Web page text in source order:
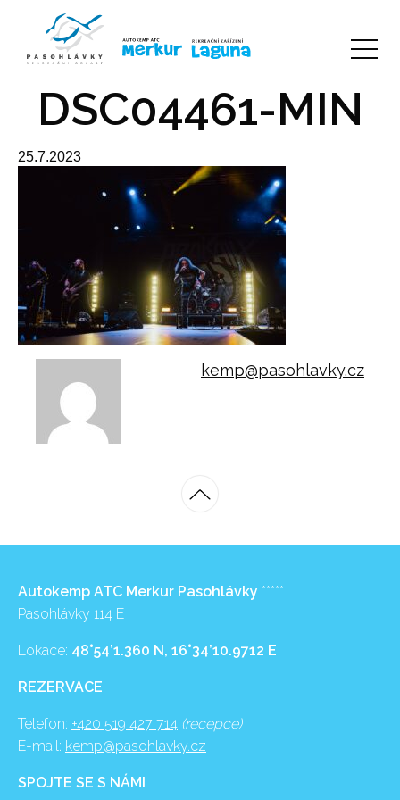
DSC04461-MIN
25.7.2023
kemp@pasohlavky.cz
Autokemp ATC Merkur Pasohlávky *****
Pasohlávky 114 E
Lokace: 48°54’1.360 N, 16°34’10.9712 E
REZERVACE
Telefon: +420 519 427 714 (recepce)
E-mail: kemp@pasohlavky.cz
SPOJTE SE S NÁMI